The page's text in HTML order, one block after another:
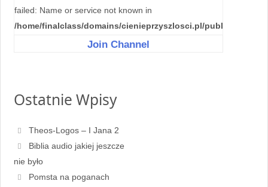
failed: Name or service not known in
/home/finalclass/domains/cienieprzyszlosci.pl/public_html/
content/plugins/tgchannel/helper.php
Join Channel
Ostatnie Wpisy
Theos-Logos – I Jana 2
Biblia audio jakiej jeszcze
nie było
Pomsta na poganach